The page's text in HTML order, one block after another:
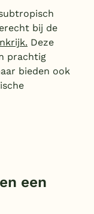
bij de
Deze
prachtig
bieden ook
een